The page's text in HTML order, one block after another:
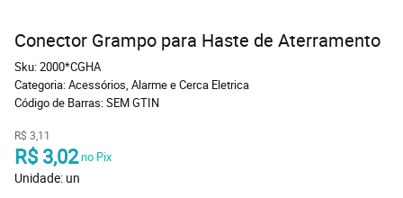
Conector Grampo para Haste de Aterramento
Sku:2000*CGHA
Categoria:Acessórios, Alarme e Cerca Eletrica
Código de Barras:SEM GTIN
R$ 3,11
R$ 3,02 no Pix
Unidade: un